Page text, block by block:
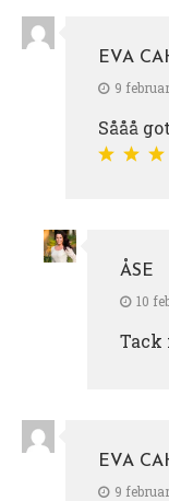
EVA
9
Sååå
ÅSE
10
Tack
EVA
9